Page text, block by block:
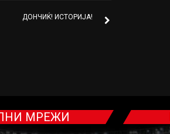
ДОНЧИЌ! ИСТОРИЈА!
МРЕЖИ